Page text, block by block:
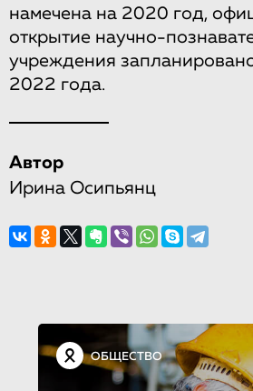
намечена на 2020 год,
открытие научно-
учреждения
2022 года.
Автор
Ирина Осипьянц
ОБЩЕСТВО